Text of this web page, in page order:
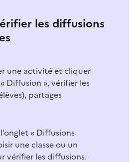
les diffusions
une activité et cliquer
Diffusion », vérifier les
partages
« Diffusions
une classe ou un
vérifier les diffusions.